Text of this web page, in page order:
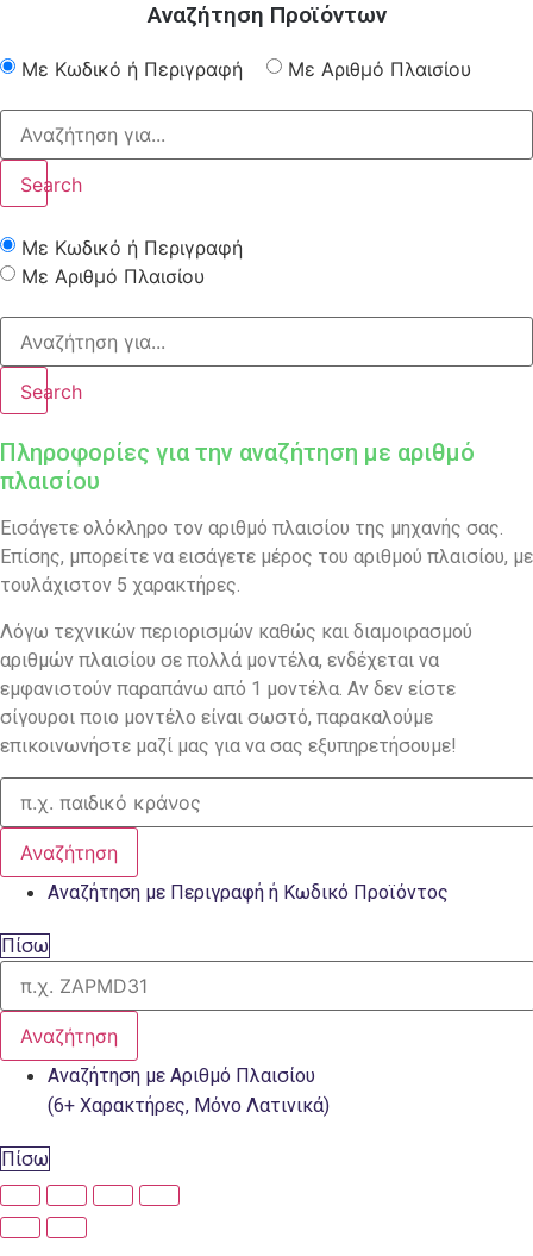
Αναζήτηση Προϊόντων
Με Κωδικό ή Περιγραφή Με Αριθμό Πλαισίου
Search
Με Κωδικό ή Περιγραφή
Με Αριθμό Πλαισίου
Search
Πληροφορίες για την αναζήτηση με αριθμό
πλαισίου
Εισάγετε ολόκληρο τον αριθμό πλαισίου της μηχανής σας.
Επίσης, μπορείτε να εισάγετε μέρος του αριθμού πλαισίου, με
τουλάχιστον 5 χαρακτήρες.
Λόγω τεχνικών περιορισμών καθώς και διαμοιρασμού
αριθμών πλαισίου σε πολλά μοντέλα, ενδέχεται να
εμφανιστούν παραπάνω από 1 μοντέλα. Αν δεν είστε
σίγουροι ποιο μοντέλο είναι σωστό, παρακαλούμε
επικοινωνήστε μαζί μας για να σας εξυπηρετήσουμε!
Αναζήτηση
Αναζήτηση με Περιγραφή ή Κωδικό Προϊόντος
Πίσω
Αναζήτηση
Αναζήτηση με Αριθμό Πλαισίου
(6+ Χαρακτήρες, Μόνο Λατινικά)
Πίσω